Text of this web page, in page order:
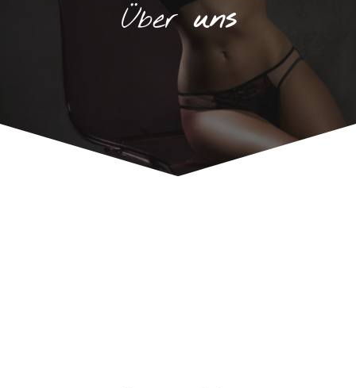
Über uns